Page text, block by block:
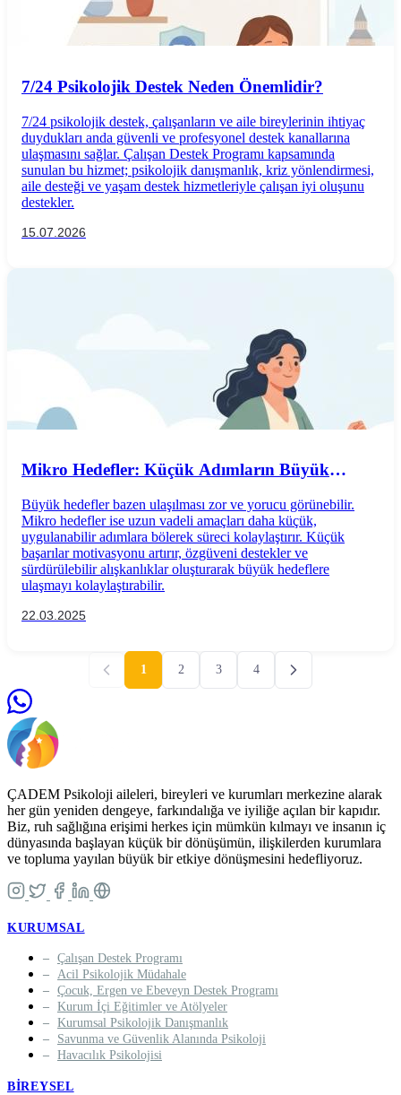
7/24 Psikolojik Destek Neden Önemlidir?
7/24 psikolojik destek, çalışanların ve aile bireylerinin ihtiyaç
duydukları anda güvenli ve profesyonel destek kanallarına
ulaşmasını sağlar. Çalışan Destek Programı kapsamında
sunulan bu hizmet; psikolojik danışmanlık, kriz yönlendirmesi,
aile desteği ve yaşam destek hizmetleriyle çalışan iyi oluşunu
destekler.
15.07.2026
Mikro Hedefler: Küçük Adımların Büyük
Büyük hedefler bazen ulaşılması zor ve yorucu görünebilir.
Mikro hedefler ise uzun vadeli amaçları daha küçük,
uygulanabilir adımlara bölerek süreci kolaylaştırır. Küçük
başarılar motivasyonu artırır, özgüveni destekler ve
sürdürülebilir alışkanlıklar oluşturarak büyük hedeflere
ulaşmayı kolaylaştırabilir.
22.03.2025
1 2 3 4
ÇADEM Psikoloji aileleri, bireyleri ve kurumları merkezine alarak
her gün yeniden dengeye, farkındalığa ve iyiliğe açılan bir kapıdır.
Biz, ruh sağlığına erişimi herkes için mümkün kılmayı ve insanın iç
dünyasında başlayan küçük bir dönüşümün, ilişkilerden kurumlara
ve topluma yayılan büyük bir etkiye dönüşmesini hedefliyoruz.
KURUMSAL
Çalışan Destek Programı
Acil Psikolojik Müdahale
Çocuk, Ergen ve Ebeveyn Destek Programı
Kurum İçi Eğitimler ve Atölyeler
Kurumsal Psikolojik Danışmanlık
Savunma ve Güvenlik Alanında Psikoloji
Havacılık Psikolojisi
BIREYSEL